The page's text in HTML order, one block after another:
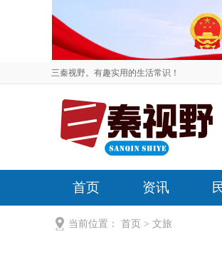
三秦视野。有趣实用的生活常识！
首页 资讯
当前位置： 首页 > 文旅